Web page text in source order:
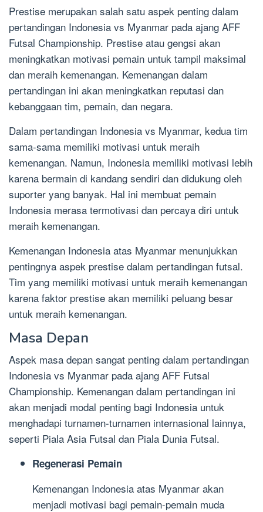
Prestise merupakan salah satu aspek penting dalam
pertandingan Indonesia vs Myanmar pada ajang AFF
Futsal Championship. Prestise atau gengsi akan
meningkatkan motivasi pemain untuk tampil maksimal
dan meraih kemenangan. Kemenangan dalam
pertandingan ini akan meningkatkan reputasi dan
kebanggaan tim, pemain, dan negara.
Dalam pertandingan Indonesia vs Myanmar, kedua tim
sama-sama memiliki motivasi untuk meraih
kemenangan. Namun, Indonesia memiliki motivasi lebih
karena bermain di kandang sendiri dan didukung oleh
suporter yang banyak. Hal ini membuat pemain
Indonesia merasa termotivasi dan percaya diri untuk
meraih kemenangan.
Kemenangan Indonesia atas Myanmar menunjukkan
pentingnya aspek prestise dalam pertandingan futsal.
Tim yang memiliki motivasi untuk meraih kemenangan
karena faktor prestise akan memiliki peluang besar
untuk meraih kemenangan.
Masa Depan
Aspek masa depan sangat penting dalam pertandingan
Indonesia vs Myanmar pada ajang AFF Futsal
Championship. Kemenangan dalam pertandingan ini
akan menjadi modal penting bagi Indonesia untuk
menghadapi turnamen-turnamen internasional lainnya,
seperti Piala Asia Futsal dan Piala Dunia Futsal.
Regenerasi Pemain
Kemenangan Indonesia atas Myanmar akan
menjadi motivasi bagi pemain-pemain muda